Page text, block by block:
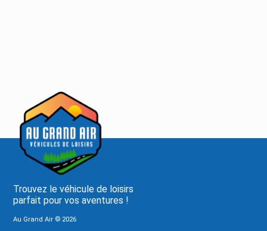
Trouvez le véhicule de loisirs
parfait pour vos aventures !
Au Grand Air © 2026